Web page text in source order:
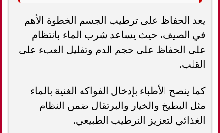
يعد الحفاظ على ترطيب الجسم الخطوة الأهم
في الصيف، حيث يساعد شرب الماء بانتظام
على الحفاظ على حجم الدم وتقليل العبء على
القلب.
كما ينصح الأطباء بإدخال الفواكه الغنية بالماء
مثل البطيخ والخيار والبرتقال ضمن النظام
الغذائي لتعزيز الترطيب الطبيعي.